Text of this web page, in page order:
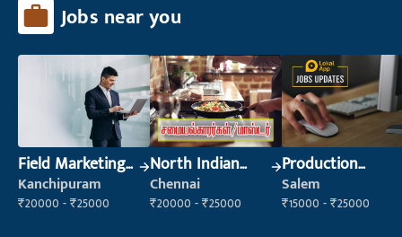
Jobs near you
Field Marketing
Executive
Kanchipuram
₹20000 - ₹25000
North Indian
Cook
Chennai
₹20000 - ₹25000
Production
Supervisor
Salem
₹15000 - ₹25000